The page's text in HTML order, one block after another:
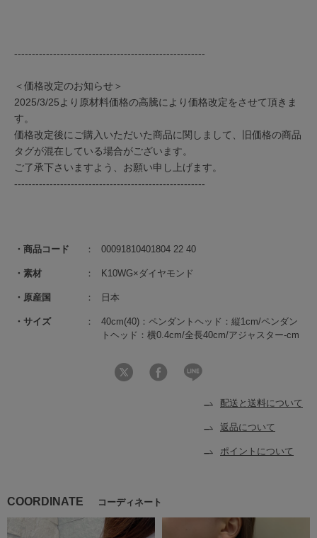
商品コード 00091810401804 22 40
素材 K10WG×ダイヤモンド
原産国 日本
サイズ
40cm(40)：ペンダントヘッド：縦1cm/ペンダン
トヘッド：横0.4cm/全長40cm/アジャスター-cm
配送と送料について
返品について
ポイントについて
COORDINATE コーディネート
------------------------------------------------------
＜価格改定のお知らせ＞
2025/3/25より原材料価格の高騰により価格改定をさせて頂きま
す。
価格改定後にご購入いただいた商品に関しまして、旧価格の商品
タグが混在している場合がございます。
ご了承下さいますよう、お願い申し上げます。
------------------------------------------------------